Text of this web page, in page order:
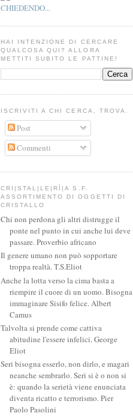
HAI INTENZIONE DI CERCARE
QUALCOSA QUI? ALLORA
METTITI SUBITO LE PATTINE!
ISCRIVITI A CHI CERCA, TROVA.
Post
Commenti
CRI|STAL|LE|RÌ|A S.F.
ASSORTIMENTO DI OGGETTI DI
CRISTALLO
Chi non perdona gli altri distrugge il
ponte nel punto in cui anche lui deve
passare. Proverbio africano
Il genere umano non può sopportare
troppa realtà. T.S.Eliot
Anche la lotta verso la cima basta a
riempire il cuore di un uomo. Bisogna
immaginare Sisifo felice. Albert
Camus
Talvolta si prende come cattiva
abitudine l'essere infelici. George
Eliot
Seri bisogna esserlo, non dirlo, e magari
neanche sembrarlo. Seri si è o non si
è: quando la serietà viene enunciata
diventa ricatto e terrorismo. Pier
Paolo Pasolini